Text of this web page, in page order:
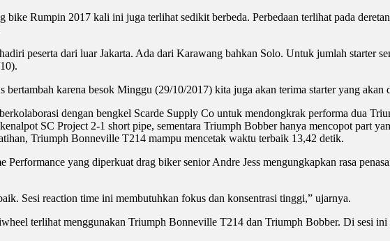
Rumpin 2017 kali ini juga terlihat sedikit berbeda. Perbedaan terlihat pada
peserta dari luar Jakarta. Ada dari Karawang bahkan Solo. Untuk jumlah starter
bertambah karena besok Minggu (29/10/2017) kita juga akan terima starter yang
dengan bengkel Scarde Supply Co untuk mendongkrak performa dua
SC Project 2-1 short pipe, sementara Triumph Bobber hanya mencopot part
Triumph Bonneville T214 mampu mencetak waktu terbaik 13,42 detik.
yang diperkuat drag biker senior Andre Jess mengungkapkan rasa
Sesi reaction time ini membutuhkan fokus dan konsentrasi tinggi,” ujarnya.
terlihat menggunakan Triumph Bonneville T214 dan Triumph Bobber. Di sesi